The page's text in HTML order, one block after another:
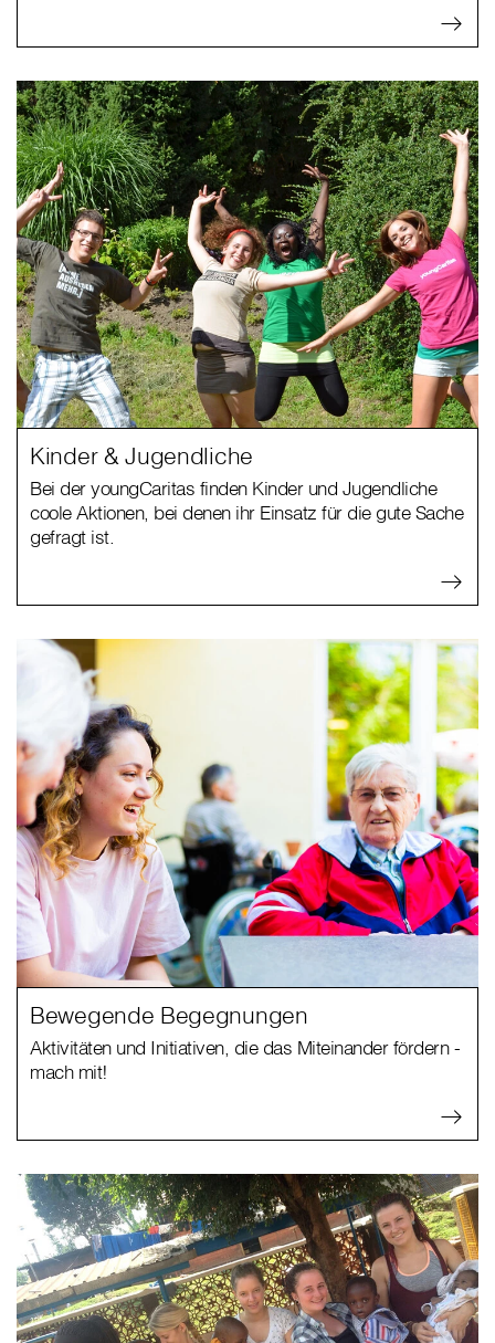
Kinder & Jugendliche
Bei der youngCaritas finden Kinder und Jugendliche
coole Aktionen, bei denen ihr Einsatz für die gute Sache
gefragt ist.
Bewegende Begegnungen
Aktivitäten und Initiativen, die das Miteinander fördern -
mach mit!